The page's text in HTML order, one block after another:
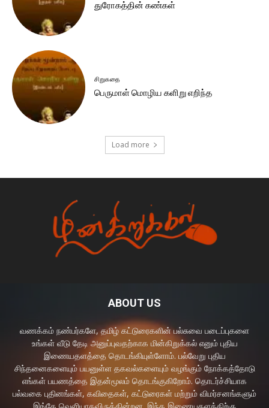
துரோகத்தின் கண்கள்
சிறுகதை
பெருமாள் மொழிய களிறு எறிந்த
Load more
ABOUT US
வணக்கம் நண்பர்களே, தமிழ் கட்டுரைகளின் பல்சுவை படைப்புகளை
உங்கள் வீடு தேடி அனுப்புவதற்காக மின்கிறுக்கல் எனும் புதிய
இணையதளத்தை தொடங்கியுள்ளோம். பல்வேறு புதிய
சிந்தனைகளையும் பயனுள்ள தகவல்களையும் வழங்கும் நோக்கத்தோடு
எங்கள் பயணத்தை இதன்மூலம் தொடங்குகிறோம். தொடர்ச்சியாக
பல்வகை புதினங்கள், கவிதைகள், கட்டுரைகள் மற்றும் விமர்சனங்களும்